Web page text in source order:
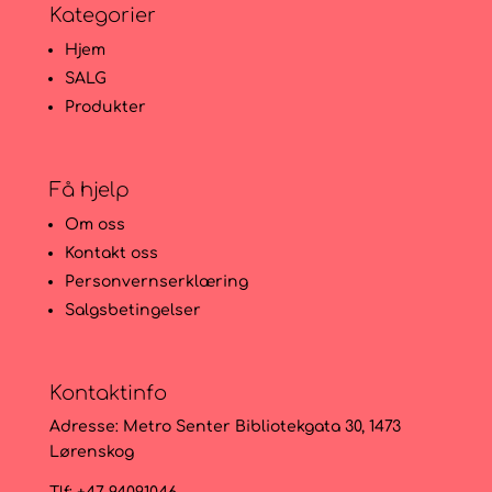
Kategorier
Hjem
SALG
Produkter
Få hjelp
Om oss
Kontakt oss
Personvernserklæring
Salgsbetingelser
Kontaktinfo
Adresse: Metro Senter Bibliotekgata 30, 1473
Lørenskog